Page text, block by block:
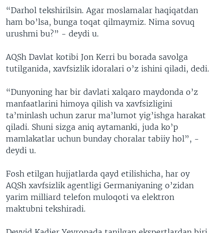
“Darhol tekshirilsin. Agar moslamalar haqiqatdan
ham bo’lsa, bunga toqat qilmaymiz. Nima sovuq
urushmi bu?” - deydi u.
AQSh Davlat kotibi Jon Kerri bu borada savolga
tutilganida, xavfsizlik idoralari o’z ishini qiladi, dedi.
“Dunyoning har bir davlati xalqaro maydonda o’z
manfaatlarini himoya qilish va xavfsizligini
ta’minlash uchun zarur ma’lumot yig’ishga harakat
qiladi. Shuni sizga aniq aytamanki, juda ko’p
mamlakatlar uchun bunday choralar tabiiy hol”, -
deydi u.
Fosh etilgan hujjatlarda qayd etilishicha, har oy
AQSh xavfsizlik agentligi Germaniyaning o’zidan
yarim milliard telefon muloqoti va elektron
maktubni tekshiradi.